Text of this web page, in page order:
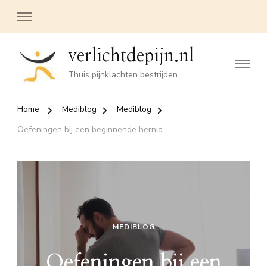
verlichtdepijn.nl
Thuis pijnklachten bestrijden
Home Mediblog
Mediblog
Oefeningen bij een beginnende hernia
MEDIBLOG